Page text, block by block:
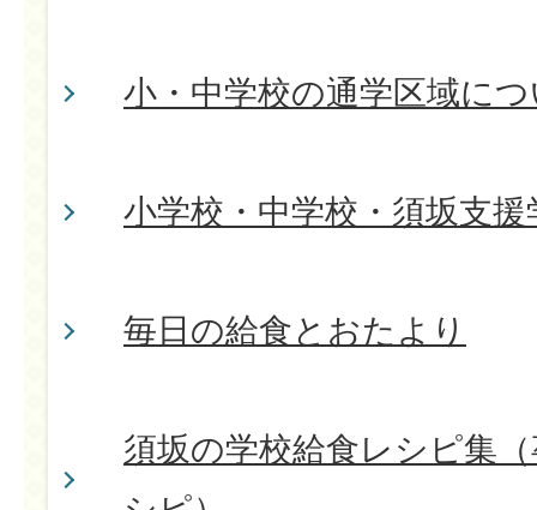
小・中学校の通学区域に
小学校・中学校・須坂支
毎日の給食とおたより
須坂の学校給食レシピ集